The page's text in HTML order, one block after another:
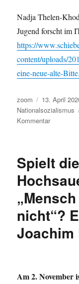
Nadja Thelen-
Jugend forscht im
https://
content/uploads/
eine-neue-alte-
Autor
zoom
Veröffentlicht
am
13. April
Nationalsozialismus
Kommentarzu
„Heute
75
Jahren:
Befreiung
des
Spielt
nicht“?
Joachim
Am 2. November